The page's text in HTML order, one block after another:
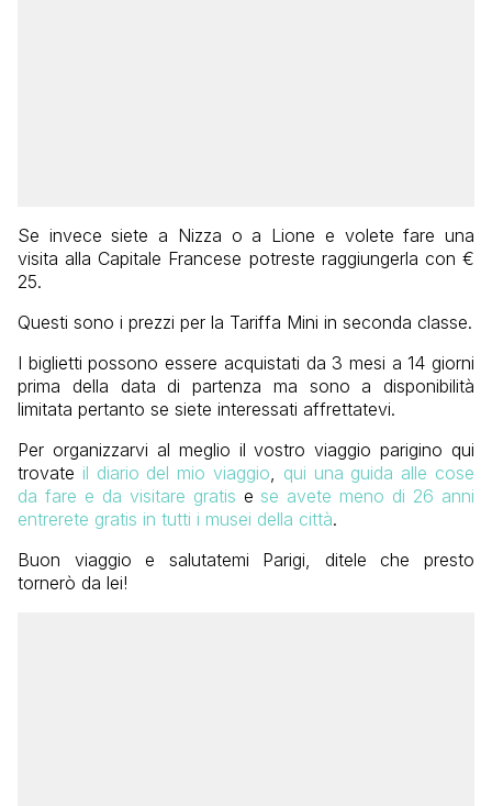
Se invece siete a Nizza o a Lione e volete fare una
visita alla Capitale Francese potreste raggiungerla con €
25.
Questi sono i prezzi per la Tariffa Mini in seconda classe.
I biglietti possono essere acquistati da 3 mesi a 14 giorni
prima della data di partenza ma sono a disponibilità
limitata pertanto se siete interessati affrettatevi.
Per organizzarvi al meglio il vostro viaggio parigino qui
trovate il diario del mio viaggio
qui una guida alle cose
da fare e da visitare gratis e se avete meno di 26 anni
entrerete gratis in tutti i musei della città.
Buon viaggio e salutatemi Parigi, ditele che presto
tornerò da lei!